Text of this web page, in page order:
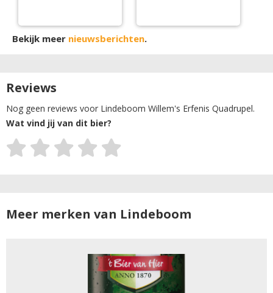
Bekijk meer nieuwsberichten.
Reviews
Nog geen reviews voor Lindeboom Willem's Erfenis Quadrupel.
Wat vind jij van dit bier?
Meer merken van Lindeboom